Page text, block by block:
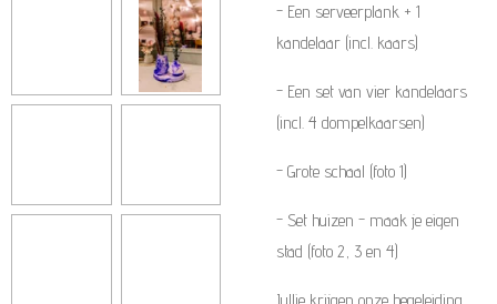
- Een serveerplank + 1
kandelaar (incl. kaars)
- Een set van vier kandelaars
(incl. 4 dompelkaarsen)
- Grote schaal (foto 1)
- Set huizen - maak je eigen
stad (foto 2, 3 en 4)